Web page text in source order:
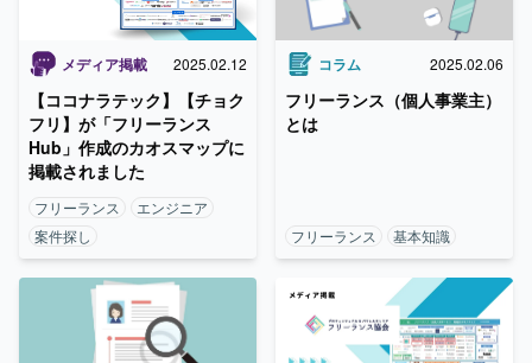
メディア掲載 2025.02.12
【ココナラテック】【チョク
フリ】が「フリーランス
Hub」作成のカオスマップに
掲載されました
フリーランス
エンジニア
案件探し
コラム 2025.02.06
フリーランス（個人事業主）
とは
フリーランス 基本知識